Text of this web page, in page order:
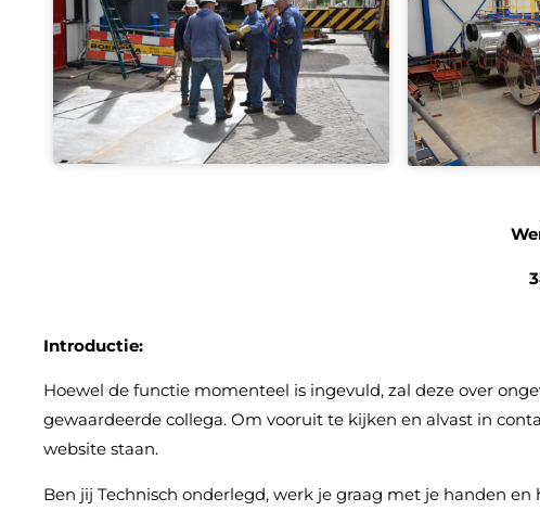
Introductie:
Hoewel de functie momenteel is ingevuld, zal deze over
gewaardeerde collega. Om vooruit te kijken en alvast in
website staan.
Ben jij Technisch onderlegd, werk je graag met je handen